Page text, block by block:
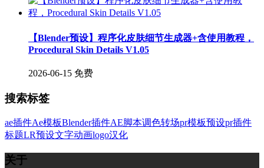
【Blender预设】程序化皮肤细节生成器+含使用教程，
Procedural Skin Details V1.05
2026-06-15 免费
搜索标签
ae插件Ae模板Blender插件AE脚本调色转场pr模板预设pr插件
标题LR预设文字动画logo汉化
关于